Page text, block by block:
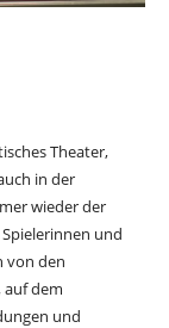
Theater,
in der
wieder der
und
von den
auf dem
und